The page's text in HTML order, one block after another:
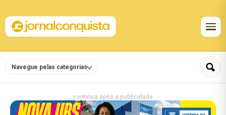
Navegue pelas categorias
continua após a publicidade